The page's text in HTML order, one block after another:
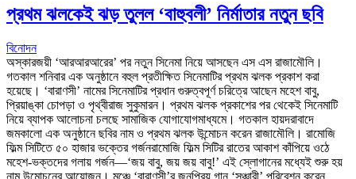
প্রথম ঝলকেই ঝড় তুলল ‘বাহুবলী’ নির্মাতার নতুন ছবি
বিনোদন
অস্কারজয়ী ‘আরআরআরের’ পর নতুন সিনেমা নিয়ে আসছেন এস এস রাজামৌলি।
গতকাল শনিবার এক অনুষ্ঠানে বহুল প্রতীক্ষিত সিনেমাটির প্রথম ঝলক প্রকাশ করা
হয়েছে। ‘বারাণসী’ নামের সিনেমাটির প্রধান গুরুত্বপূর্ণ চরিত্রে আছেন মহেশ বাবু,
প্রিয়াঙ্কা চোপড়া ও পৃথ্বীরাজ সুকুমারন। প্রথম ঝলক প্রকাশের পর থেকেই সিনেমাটি
নিয়ে ব্যাপক আলোচনা চলছে সামাজিক যোগাযোগমাধ্যমে। গতকাল হায়দরাবাদে
জমকালো এক অনুষ্ঠানে ছবির নাম ও প্রথম ঝলক উন্মোচন করেন রাজামৌলি। রামোজি
ফিল্ম সিটিতে ৫০ হাজার ভক্তের গর্জনরামোজি ফিল্ম সিটির রাতের আকাশ কাঁপিয়ে ওঠে
মহেশ-ভক্তদের গলায় গর্জন—‘জয় বাবু, জয় জয় বাবু!’ এই স্লোগানের মধ্যেই শুরু হয়
নাম উন্মোচনের আয়োজন। মঞ্চে ‘বারাণসী’র জনপ্রিয় গান ‘সঞ্চারী’ পরিবেশন করেন